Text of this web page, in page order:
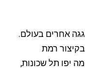
אחרים בעולם.
רמת
יפו תל שכונות,